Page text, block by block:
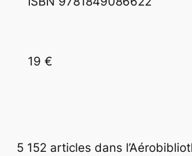
19 €
5 152 articles dans